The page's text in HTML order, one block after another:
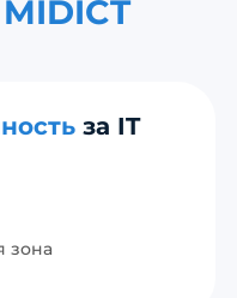
за IT
зона